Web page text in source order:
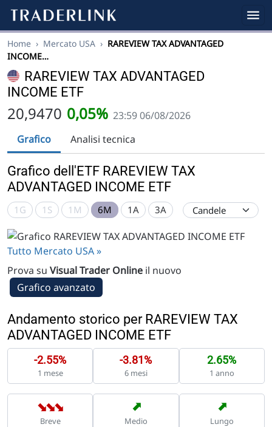
Home › Mercato USA › RAREVIEW TAX ADVANTAGED
INCOME…
RAREVIEW TAX ADVANTAGED
INCOME ETF
20,9470 0,05% 23:59 06/08/2026
Grafico
Analisi tecnica
Grafico dell'ETF RAREVIEW TAX
ADVANTAGED INCOME ETF
1G 1S 1M 6M 1A 3A
Tutto Mercato USA »
Prova su Visual Trader Online il nuovo
Grafico avanzato
Andamento storico per RAREVIEW TAX
ADVANTAGED INCOME ETF
-2.55%
1 mese
-3.81%
6 mesi
2.65%
1 anno
➡
➡
➡
Breve
➡
Medio
➡
Lungo